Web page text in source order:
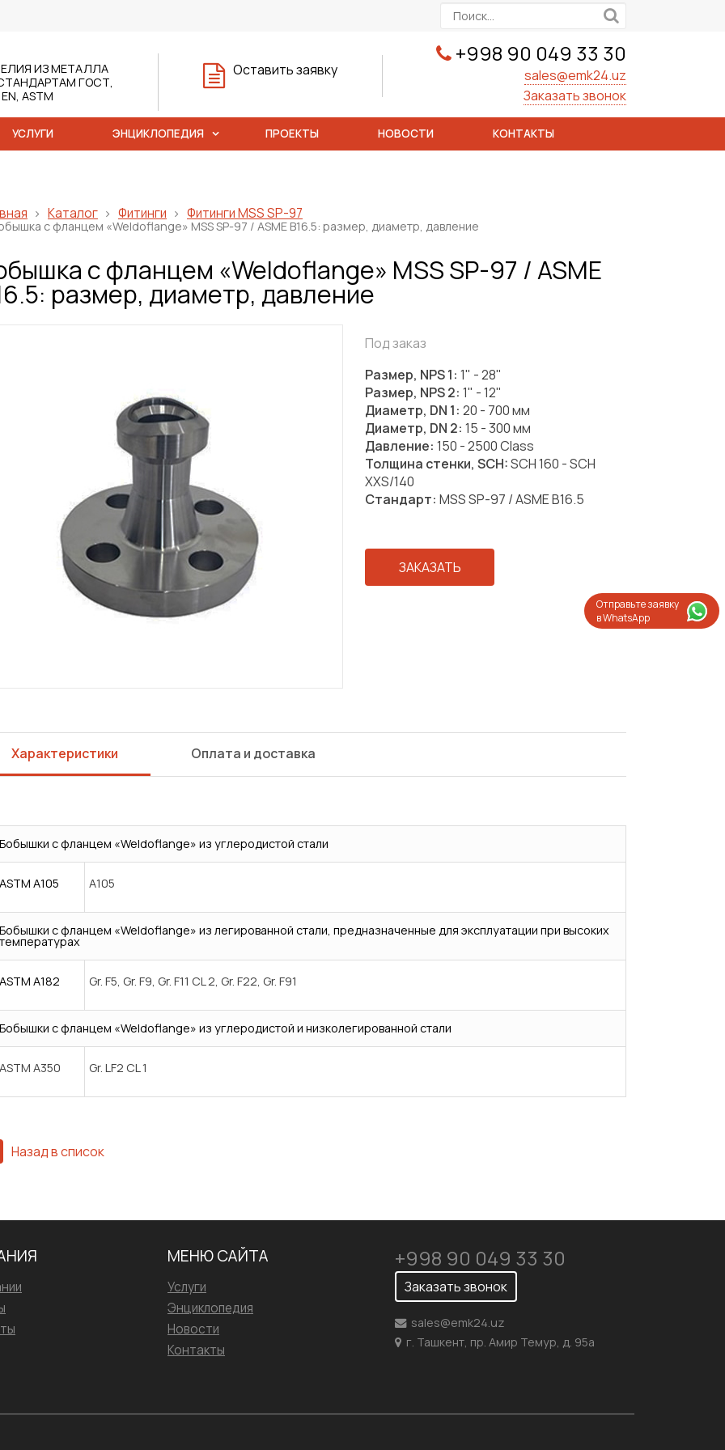
Отправьте заявку
в WhatsApp
+998 90 049 33 30
sales@emk24.uz
Заказать звонок
Оставить заявку
ИЗ МЕТАЛЛА
ГОСТ,
ASTM
УСЛУГИ ЭНЦИКЛОПЕДИЯ ПРОЕКТЫ НОВОСТИ КОНТАКТЫ
Сварка
Каталог Фитинги Фитинги MSS SP-97
с фланцем «Weldoflange» MSS SP-97 / ASME B16.5: размер, диаметр, давление
с фланцем «Weldoflange» MSS SP-97 / ASME
размер, диаметр, давление
Под заказ
Размер, NPS 1: 1" - 28"
Размер, NPS 2: 1" - 12"
Диаметр, DN 1: 20 - 700 мм
Диаметр, DN 2: 15 - 300 мм
Давление: 150 - 2500 Class
Толщина стенки, SCH:SCH 160 - SCH
XXS/140
Стандарт: MSS SP-97 / ASME B16.5
ЗАКАЗАТЬ
Характеристики Оплата и доставка
Бобышки с фланцем «Weldoflange» из углеродистой стали
ASTM A105 A105
Бобышки с фланцем «Weldoflange» из легированной стали, предназначенные для эксплуатации при высоких
температурах
ASTM A182 Gr. F5, Gr. F9, Gr. F11 CL 2, Gr. F22, Gr. F91
Бобышки с фланцем «Weldoflange» из углеродистой и низколегированной стали
ASTM A350 Gr. LF2 CL 1
Назад в список
+998 90 049 33 30
Заказать звонок
sales@emk24.uz
г. Ташкент, пр. Амир Темур, д. 95а
МЕНЮ САЙТА
Услуги
Энциклопедия
Новости
Контакты